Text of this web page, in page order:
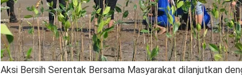
Aksi Bersih Serentak Bersama Masyarakat dilanjutkan